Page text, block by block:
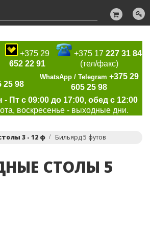
+375 29
652 22 91
+375 17227 31 84
(тел/факс)
25 98
WhatsApp / Telegram +375 29
605 25 98
- Пт с 09:00 до 17:00, обед с 12:00
воскресенье - выходные дни.
3 - 12 ф Бильярд 5 футов
СТОЛЫ 5